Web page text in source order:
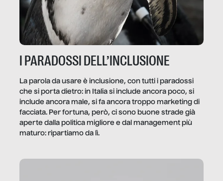
I PARADOSSI DELL’INCLUSIONE
La parola da usare è inclusione, con tutti i paradossi
che si porta dietro: in Italia si include ancora poco, si
include ancora male, si fa ancora troppo marketing di
facciata. Per fortuna, però, ci sono buone strade già
aperte dalla politica migliore e dal management più
maturo: ripartiamo da lì.